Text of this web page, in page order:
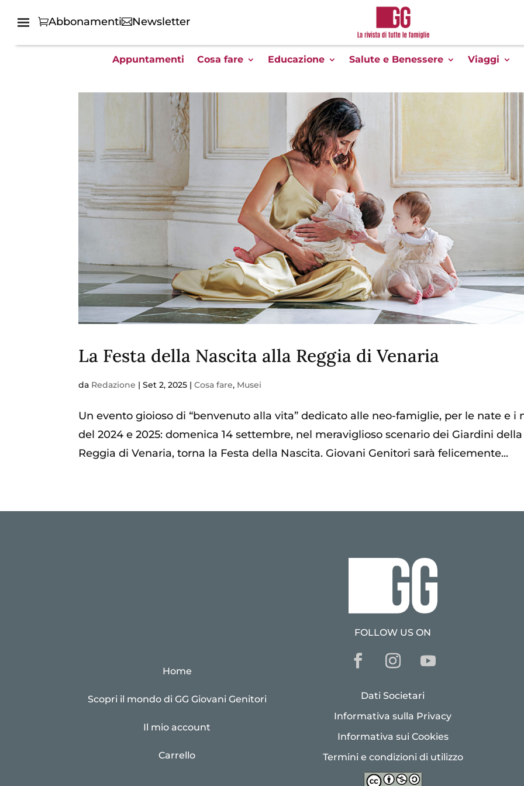
Abbonamenti Newsletter
Appuntamenti Cosa fare Educazione Salute e Benessere Viaggi
La Festa della Nascita alla Reggia di Venaria
da Redazione |Set 2, 2025 |Cosa fare, Musei
Un evento gioioso di “benvenuto alla vita” dedicato alle neo-famiglie, per le nate e i
del 2024 e 2025: domenica 14 settembre, nel meraviglioso scenario dei Giardini della
Reggia di Venaria, torna la Festa della Nascita. Giovani Genitori sarà felicemente...
Home
Scopri il mondo di GG Giovani Genitori
Il mio account
Carrello
FOLLOW US ON
Dati Societari
Informativa sulla Privacy
Informativa sui Cookies
Termini e condizioni di utilizzo